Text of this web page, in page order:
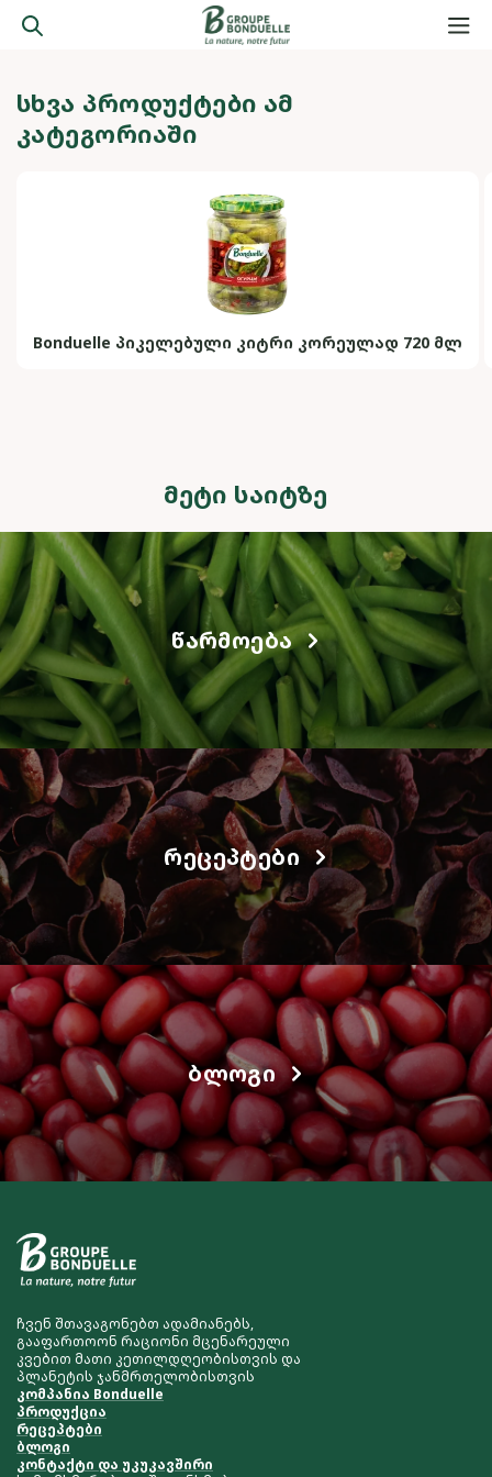
ᲡᲮᲕᲐ ᲞᲠᲝᲓᲣᲥᲢᲔᲑᲘ ᲐᲛ
ᲙᲐᲢᲔᲒᲝᲠᲘᲐᲨᲘ
Bonduelle პიკელებული კიტრი კორეულად 720 მლ
ᲛᲔᲢᲘ ᲡᲐᲘᲢᲖᲔ
ᲬᲐᲠᲛᲝᲔᲑᲐ
ᲠᲔᲪᲔᲞᲢᲔᲑᲘ
ᲑᲚᲝᲒᲘ
ჩვენ შთავაგონებთ ადამიანებს,
გააფართოონ რაციონი მცენარეული
კვებით მათი კეთილდღეობისთვის და
პლანეტის ჯანმრთელობისთვის
კომპანია Bonduelle
პროდუქცია
რეცეპტები
ბლოგი
კონტაქტი და უკუკავშირი